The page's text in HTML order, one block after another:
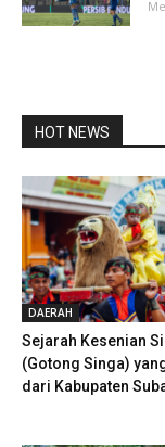
HOT NEWS
DAERAH
Sejarah Kesenian
(Gotong Singa)
dari Kabupaten